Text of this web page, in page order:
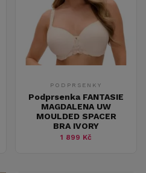
PODPRSENKY
Podprsenka FANTASIE
MAGDALENA UW
MOULDED SPACER
BRA IVORY
1 899 Kč